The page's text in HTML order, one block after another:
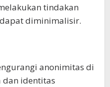
tindakan
diminimalisir.
anonimitas di
identitas